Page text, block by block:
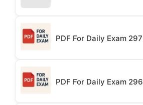
PDF For Daily Exam 297
PDF For Daily Exam 296